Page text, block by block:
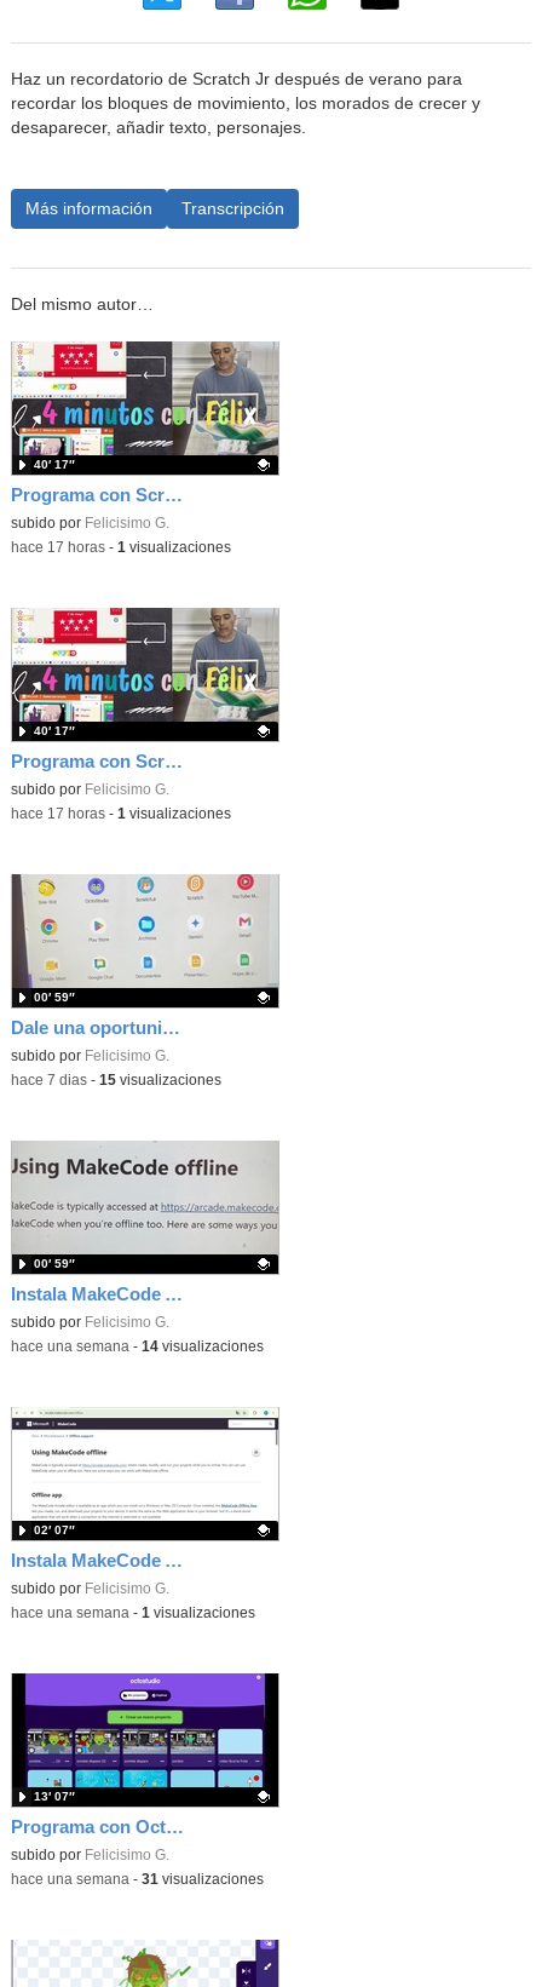
Haz un recordatorio de Scratch Jr después de verano para
recordar los bloques de movimiento, los morados de crecer y
desaparecer, añadir texto, personajes.
Más información Transcripción
Del mismo autor…
Programa con Scratch, 8 diferentes juegos para vivir la emoción de los partidos de España en el mundial 2026
Contenido educativo.
subido por Felicisimo G.
40′ 17″
-hace 17 horas- 1 visualizaciones
Programa con Scratch juegos con los partidos del mundial 2026 ganados por España
Contenido educativo.
subido por Felicisimo G.
40′ 17″
-hace 17 horas- 1 visualizaciones
Dale una oportunidad a los Chromebooks y utiliza un proyector para realizar talleres si no tienes pantallas táctiles
Contenido educativo.
subido por Felicisimo G.
00′ 59″
-hace 7 dias- 15visualizaciones
Instala MakeCode Arcade para trabajar offline en tu tablet, ordenador, Chromebook
Contenido educativo.
subido por Felicisimo G.
00′ 59″
-hace una semana - 14visualizaciones
Instala MakeCode Arcade offline para programar grandes juegos sin necesidad de Internet
Contenido educativo.
subido por Felicisimo G.
02′ 07″
-hace una semana - 1 visualizaciones
Programa con OctoStudio, un juego de disparos contra Zombies con un cargador basado en el House of the dead
Contenido educativo.
subido por Felicisimo G.
13′ 07″
-hace una semana - 31 visualizaciones